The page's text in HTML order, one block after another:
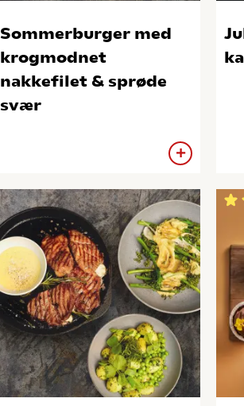
Sommerburger med
krogmodnet
nakkefilet & sprøde
svær